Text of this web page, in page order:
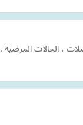
، الحالات المرضية .